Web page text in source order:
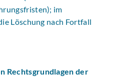
im
Löschung nach Fortfall
Rechtsgrundlagen der